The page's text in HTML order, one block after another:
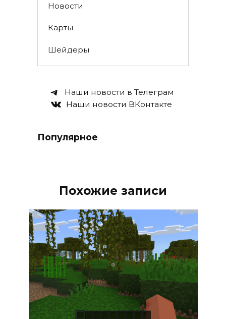
Новости
Карты
Шейдеры
Наши новости в Телеграм
Наши новости ВКонтакте
Популярное
Похожие записи